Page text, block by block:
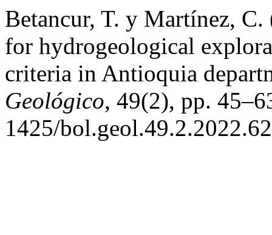
Betancur, T. y Martínez,
for hydrogeological
criteria in Antioquia
Geológico, 49(2), pp.
1425/